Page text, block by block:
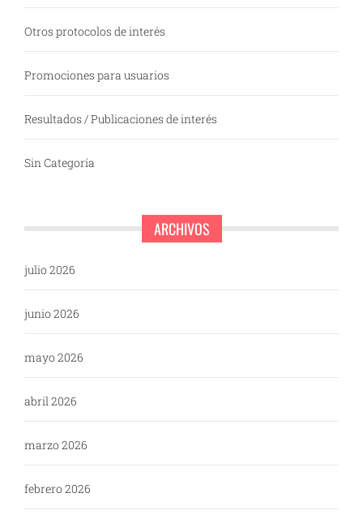
Otros protocolos de interés
Promociones para usuarios
Resultados / Publicaciones de interés
Sin Categoría
ARCHIVOS
julio 2026
junio 2026
mayo 2026
abril 2026
marzo 2026
febrero 2026